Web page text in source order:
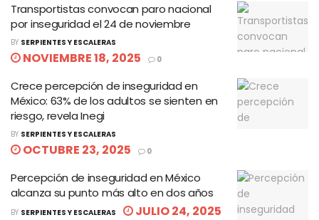
Transportistas convocan paro nacional
por inseguridad el 24 de noviembre
BY SERPIENTES Y ESCALERAS
NOVIEMBRE 18, 2025 0
Crece percepción de inseguridad en
México: 63% de los adultos se sienten en
riesgo, revela Inegi
BY SERPIENTES Y ESCALERAS
OCTUBRE 23, 2025 0
Percepción de inseguridad en México
alcanza su punto más alto en dos años
BY SERPIENTES Y ESCALERAS JULIO 24, 2025